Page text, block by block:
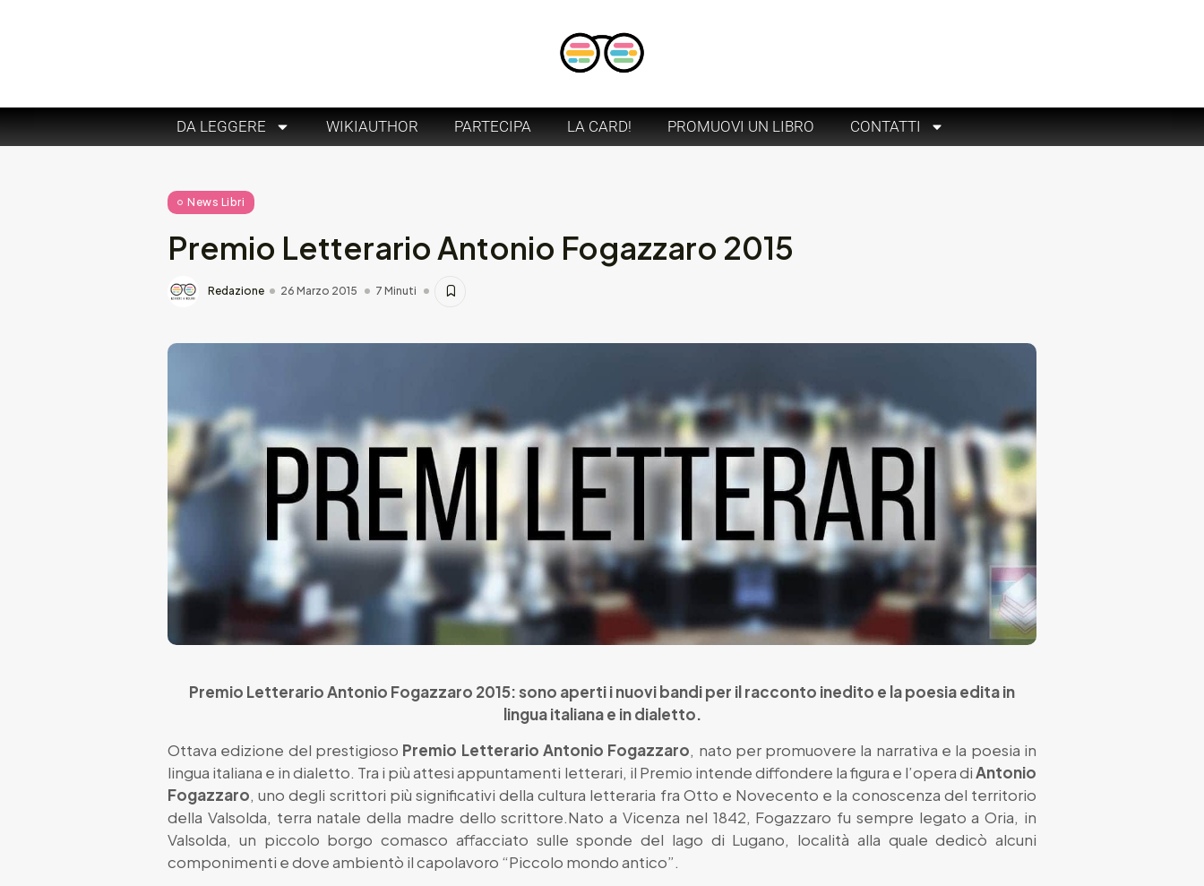
DA LEGGERE WIKIAUTHOR PARTECIPA LA CARD! PROMUOVI UN LIBRO CONTATTI
News Libri
Premio Letterario Antonio Fogazzaro 2015
Redazione 26 Marzo 2015 7 Minuti
Premio Letterario Antonio Fogazzaro 2015: sono aperti i nuovi bandi per il racconto inedito e la poesia edita in
lingua italiana e in dialetto.
Ottava edizione del prestigioso Premio Letterario Antonio Fogazzaro, nato per promuovere la narrativa e la poesia in
lingua italiana e in dialetto. Tra i più attesi appuntamenti letterari, il Premio intende diffondere la figura e l’opera diAntonio
Fogazzaro, uno degli scrittori più significativi della cultura letteraria fra Otto e Novecento e la conoscenza del territorio
della Valsolda, terra natale della madre dello scrittore.Nato a Vicenza nel 1842, Fogazzaro fu sempre legato a Oria, in
Valsolda, un piccolo borgo comasco affacciato sulle sponde del lago di Lugano, località alla quale dedicò alcuni
componimenti e dove ambientò il capolavoro “Piccolo mondo antico”.